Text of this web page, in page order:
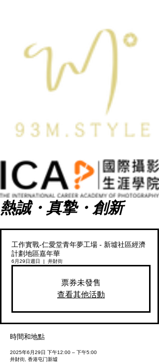
熱誠・真摯・創新
工作實戰-仁愛堂青年夢工場 - 新墟社區經濟
計劃地區嘉年華
6月29日週日
  |
井財街
票券未發售
查看其他活動
時間和地點
2025年6月29日 下午12:00 – 下午5:00
井財街, 香港屯门新墟